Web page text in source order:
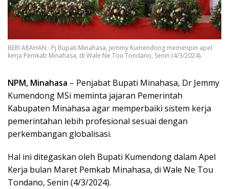
BERI ARAHAN : Pj Bupati Minahasa, Jemmy Kumendong memimpin apel
kerja Pemkab Minahasa, di Wale Ne Tou Tondano, Senin (4/3/2024).
NPM, Minahasa – Penjabat Bupati Minahasa, Dr Jemmy
Kumendong MSi meminta jajaran Pemerintah
Kabupaten Minahasa agar memperbaiki sistem kerja
pemerintahan lebih profesional sesuai dengan
perkembangan globalisasi.
Hal ini ditegaskan oleh Bupati Kumendong dalam Apel
Kerja bulan Maret Pemkab Minahasa, di Wale Ne Tou
Tondano, Senin (4/3/2024).